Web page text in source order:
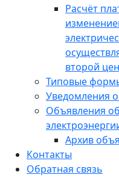
Расчёт
второй
Типовые
Уведомления
Объявления
Архив
Контакты
Обратная связь